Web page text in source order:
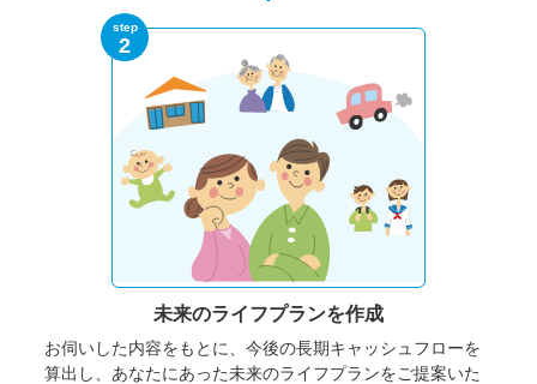
step
2
未来のライフプランを作成
お伺いした内容をもとに、今後の長期キャッシュフローを
算出し、あなたにあった未来のライフプランをご提案いた